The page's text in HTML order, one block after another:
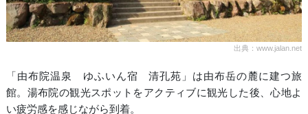
出典：www.jalan.net
「由布院温泉 ゆふいん宿 清孔苑」は由布岳の麓に建つ旅
館。湯布院の観光スポットをアクティブに観光した後、心地よ
い疲労感を感じながら到着。